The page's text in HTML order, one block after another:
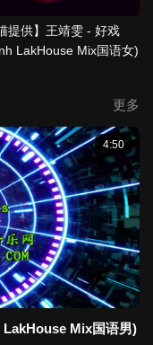
提供】王靖雯 - 好戏
LakHouse Mix国语女)
更多
4:50
LakHouse Mix国语男)